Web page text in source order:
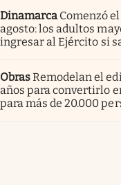
Dinamarca Comenzó
agosto: los adultos
ingresar al Ejército si
ObrasRemodelan el
años para convertirlo
para más de 20.000